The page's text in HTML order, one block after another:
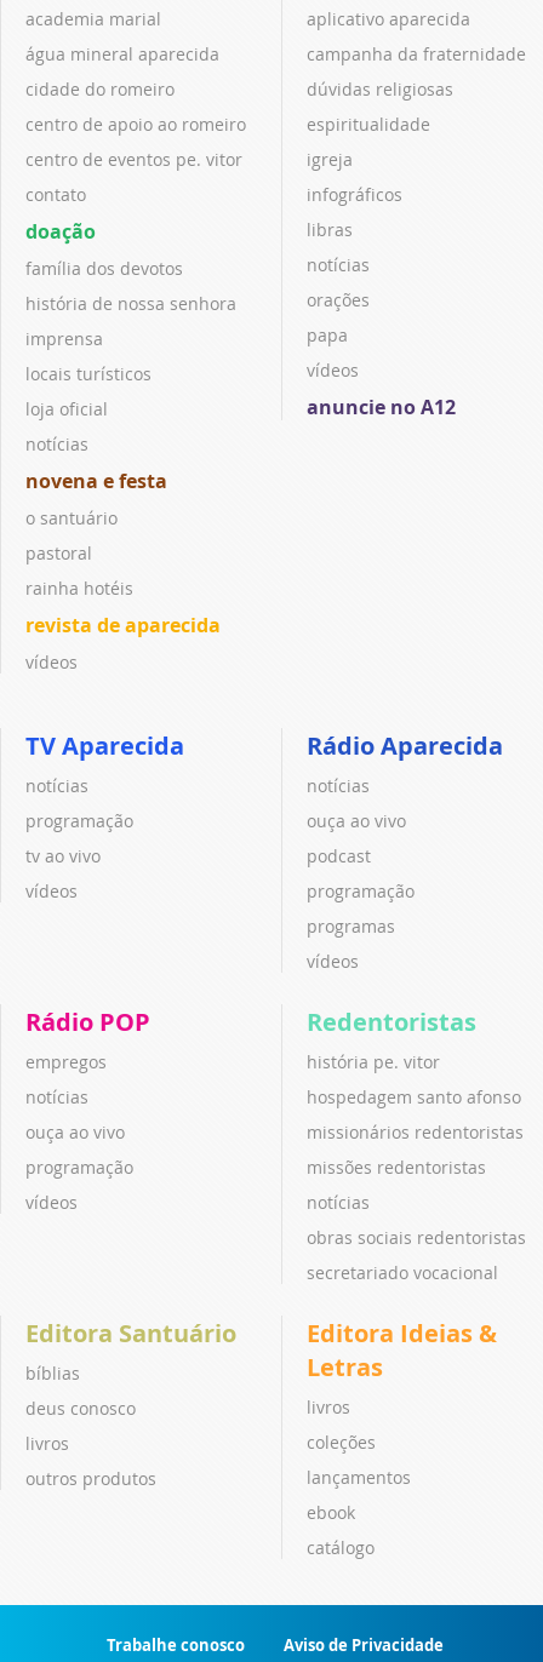
academia marial
água mineral aparecida
cidade do romeiro
centro de apoio ao romeiro
centro de eventos pe. vitor
contato
doação
família dos devotos
história de nossa senhora
imprensa
locais turísticos
loja oficial
notícias
novena e festa
o santuário
pastoral
rainha hotéis
revista de aparecida
vídeos
aplicativo aparecida
campanha da fraternidade
dúvidas religiosas
espiritualidade
igreja
infográficos
libras
notícias
orações
papa
vídeos
anuncie no A12
TV Aparecida
notícias
programação
tv ao vivo
vídeos
Rádio Aparecida
notícias
ouça ao vivo
podcast
programação
programas
vídeos
Rádio POP
empregos
notícias
ouça ao vivo
programação
vídeos
Redentoristas
história pe. vitor
hospedagem santo afonso
missionários redentoristas
missões redentoristas
notícias
obras sociais redentoristas
secretariado vocacional
Editora Santuário
bíblias
deus conosco
livros
outros produtos
Editora Ideias &
Letras
livros
coleções
lançamentos
ebook
catálogo
Trabalhe conosco Aviso de Privacidade